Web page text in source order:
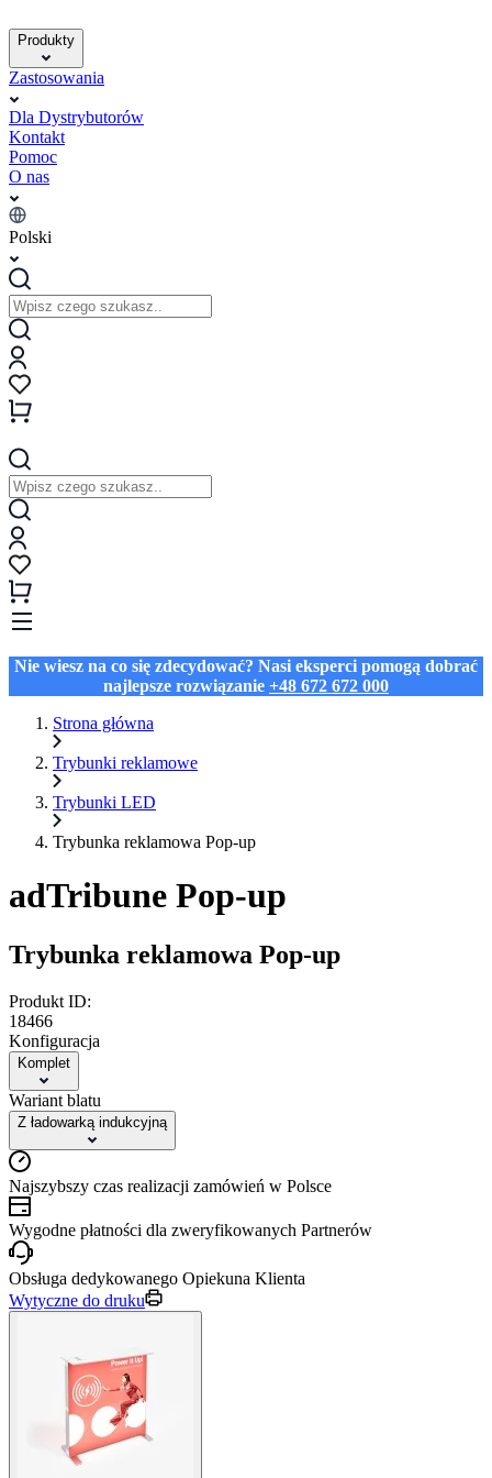
Produkty
Zastosowania
Dla Dystrybutorów
Kontakt
Pomoc
O nas
Polski
Nie wiesz na co się zdecydować? Nasi eksperci pomogą dobrać
najlepsze rozwiązanie +48 672 672 000
Strona główna
Trybunki reklamowe
Trybunki LED
Trybunka reklamowa Pop-up
adTribune Pop-up
Trybunka reklamowa Pop-up
Produkt ID:
18466
Konfiguracja
Komplet
Wariant blatu
Z ładowarką indukcyjną
Najszybszy czas realizacji zamówień w Polsce
Wygodne płatności dla zweryfikowanych Partnerów
Obsługa dedykowanego Opiekuna Klienta
Wytyczne do druku